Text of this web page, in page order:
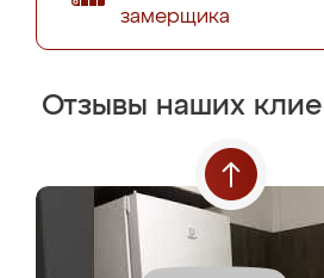
замерщика
Отзывы наших